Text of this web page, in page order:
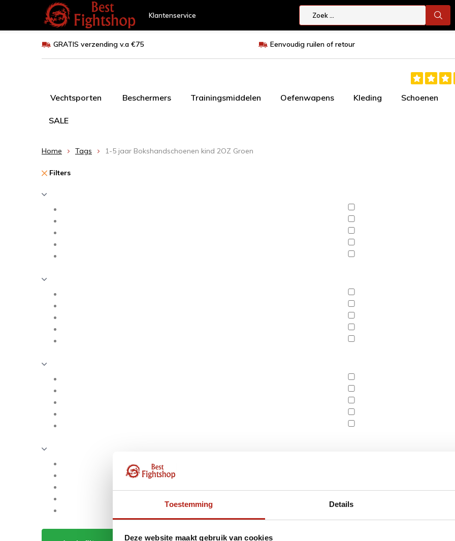
Toestemming Details
Deze website maakt gebruik van cookies
Klantenservice
GRATIS verzending v.a €75 Eenvoudig ruilen of retour
Vechtsporten Beschermers Trainingsmiddelen Oefenwapens Kleding Schoenen
SALE
Home Tags 1-5 jaar Bokshandschoenen kind 2OZ Groen
Filters
Producten getagd met 1-5 jaar Bokshandschoenen kind 2OZ Groen